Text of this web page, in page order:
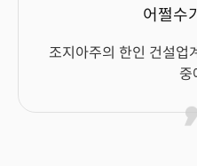
어쩔수
조지아주의 한인 건설업
중